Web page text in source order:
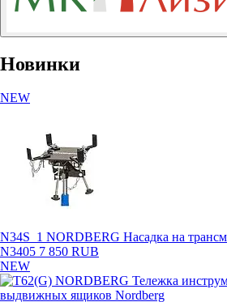
Новинки
NEW
N34S_1 NORDBERG Насадка на
N3405 7 850 RUB
NEW